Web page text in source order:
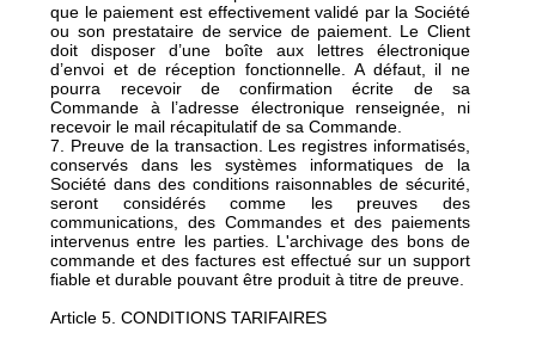
que le paiement est effectivement validé par la Société
ou son prestataire de service de paiement. Le Client
doit disposer d’une boîte aux lettres électronique
d’envoi et de réception fonctionnelle. A défaut, il ne
pourra recevoir de confirmation écrite de sa
Commande à l’adresse électronique renseignée, ni
recevoir le mail récapitulatif de sa Commande.
7. Preuve de la transaction. Les registres informatisés,
conservés dans les systèmes informatiques de la
Société dans des conditions raisonnables de sécurité,
seront considérés comme les preuves des
communications, des Commandes et des paiements
intervenus entre les parties. L'archivage des bons de
commande et des factures est effectué sur un support
fiable et durable pouvant être produit à titre de preuve.
Article 5. CONDITIONS TARIFAIRES